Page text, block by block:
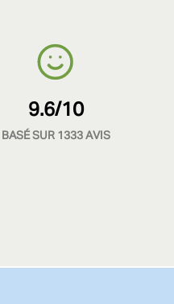
9.6/10
BASÉ SUR 1333 AVIS